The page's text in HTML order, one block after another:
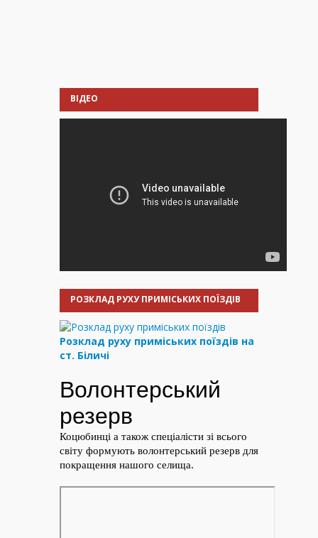
ВІДЕО
РОЗКЛАД РУХУ ПРИМІСЬКИХ ПОЇЗДІВ
Розклад руху приміських поїздів на
ст. Біличі